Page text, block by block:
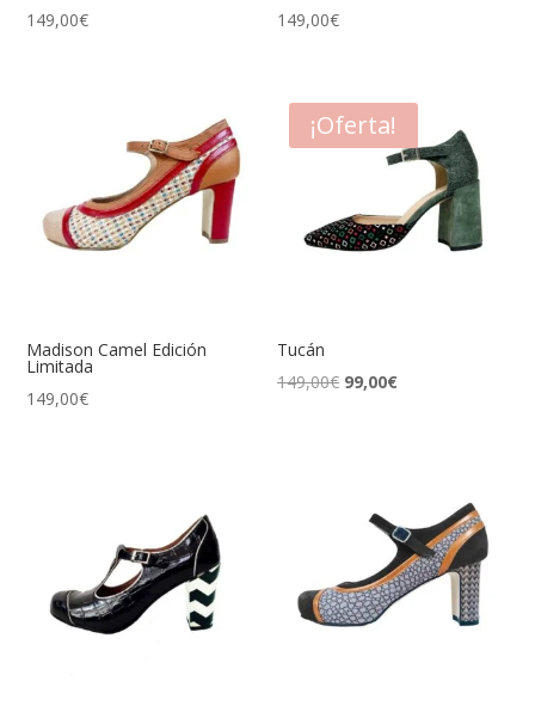
149,00€
149,00€
Madison Camel Edición
Limitada
149,00€
¡Oferta!
Tucán
149,00€ El
99,00€El